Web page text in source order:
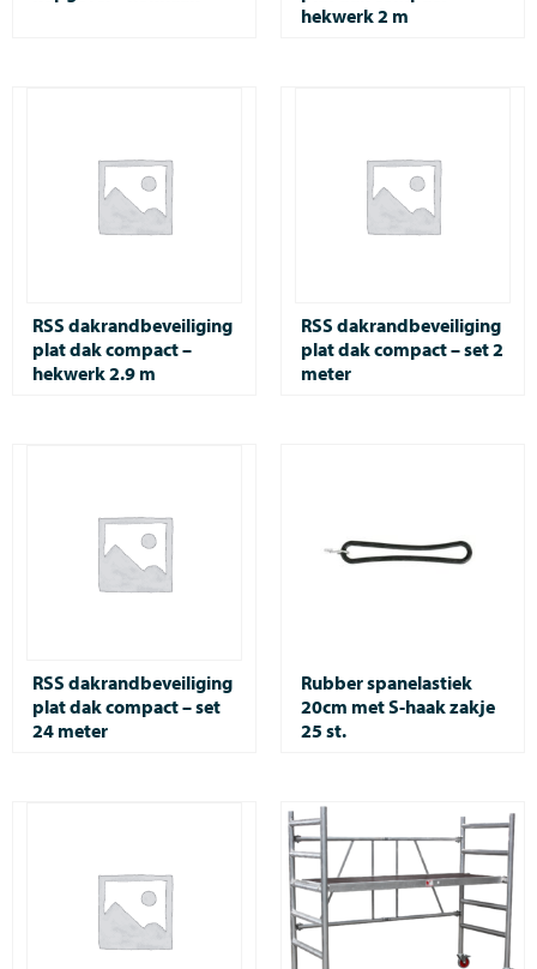
hekwerk 2 m
RSS dakrandbeveiliging
plat dak compact –
hekwerk 2.9 m
RSS dakrandbeveiliging
plat dak compact – set 2
meter
RSS dakrandbeveiliging
plat dak compact – set
24 meter
Rubber spanelastiek
20cm met S-haak zakje
25 st.